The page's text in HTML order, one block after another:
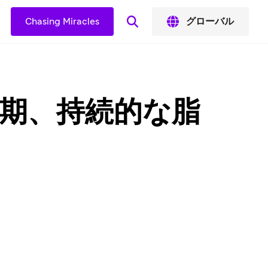
Chasing Miracles グローバル
、持続的な脂